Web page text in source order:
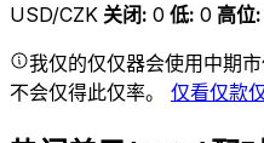
USD/CZK 关闭: 0 低: 0 高位:
我仅的仅仅器会使用中期
不会仅得此仅率。 仅看仅款仅